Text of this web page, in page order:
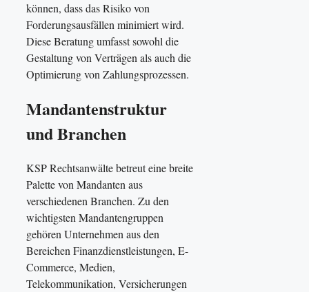
können, dass das Risiko von
Forderungsausfällen minimiert wird.
Diese Beratung umfasst sowohl die
Gestaltung von Verträgen als auch die
Optimierung von Zahlungsprozessen.
Mandantenstruktur
und Branchen
KSP Rechtsanwälte betreut eine breite
Palette von Mandanten aus
verschiedenen Branchen. Zu den
wichtigsten Mandantengruppen
gehören Unternehmen aus den
Bereichen Finanzdienstleistungen, E-
Commerce, Medien,
Telekommunikation, Versicherungen